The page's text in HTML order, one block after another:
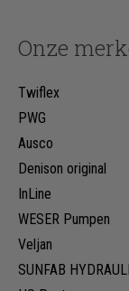
Onze
Twiflex
PWG
Ausco
Denison original
InLine
WESER Pumpen
Veljan
SUNFAB